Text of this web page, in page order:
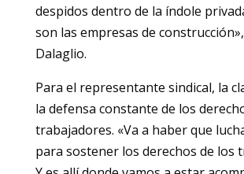
despidos dentro de la índole
son las empresas de
Dalaglio.
Para el representante sindical, la
la defensa constante de los
trabajadores. «Va a haber que
para sostener los derechos de los